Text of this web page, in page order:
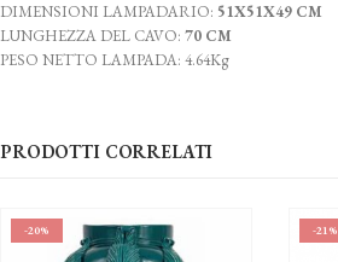
DIMENSIONI LAMPADARIO: 51X51X49 CM
LUNGHEZZA DEL CAVO: 70 CM
PESO NETTO LAMPADA: 4.64Kg
PRODOTTI CORRELATI
-20% -21%